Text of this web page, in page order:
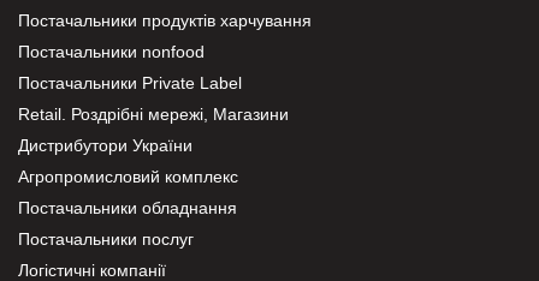
Постачальники продуктів харчування
Постачальники nonfood
Постачальники Private Label
Retail. Роздрібні мережі, Магазини
Дистрибутори України
Агропромисловий комплекс
Постачальники обладнання
Постачальники послуг
Логістичні компанії